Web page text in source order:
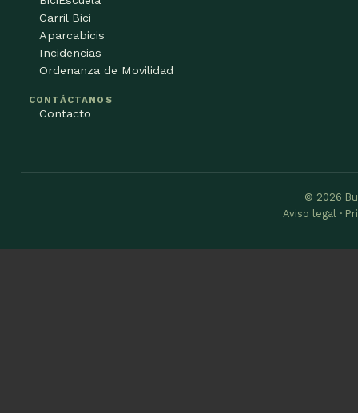
Carril Bici
Aparcabicis
Incidencias
Ordenanza de Movilidad
CONTÁCTANOS
Contacto
© 2026
Aviso legal ·